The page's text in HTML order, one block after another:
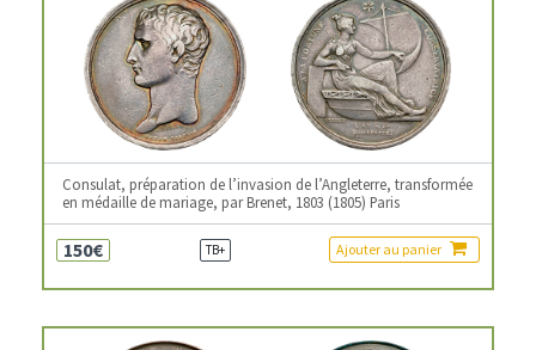
Consulat, préparation de l’invasion de l’Angleterre, transformée
en médaille de mariage, par Brenet, 1803 (1805) Paris
150€ TB+ Ajouter au panier